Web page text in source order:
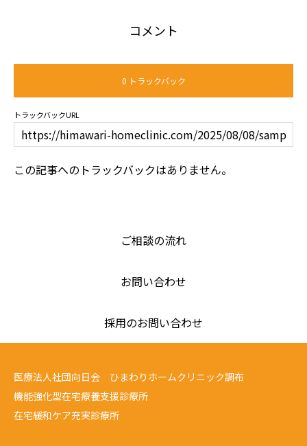
コメント
0 トラックバック
トラックバックURL
この記事へのトラックバックはありません。
ご相談の流れ
お問い合わせ
採用のお問い合わせ
医療法人社団向日会 ひまわりホームクリニック調布
機能強化型在宅療養支援診療所
在宅緩和ケア充実診療所